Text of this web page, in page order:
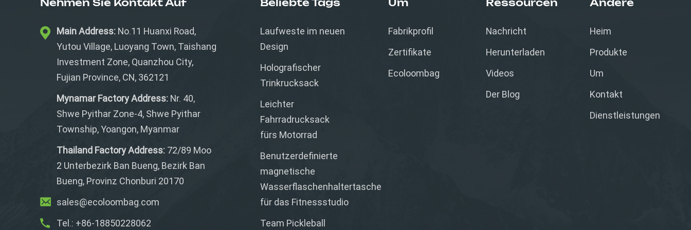
Nehmen Sie Kontakt Auf
Main Address: No.11 Huanxi Road,
Yutou Village, Luoyang Town, Taishang
Investment Zone, Quanzhou City,
Fujian Province, CN, 362121
Mynamar Factory Address: Nr. 40,
Shwe Pyithar Zone-4, Shwe Pyithar
Township, Yoangon, Myanmar
Thailand Factory Address: 72/89 Moo
2 Unterbezirk Ban Bueng, Bezirk Ban
Bueng, Provinz Chonburi 20170
sales@ecoloombag.com
Tel.: +86-18850228062
Beliebte Tags
Laufweste im neuen
Design
Holografischer
Trinkrucksack
Leichter
Fahrradrucksack
fürs Motorrad
Benutzerdefinierte
magnetische
Wasserflaschenhaltertasche
für das Fitnessstudio
Team Pickleball
Um
Fabrikprofil
Zertifikate
Ecoloombag
Ressourcen
Nachricht
Herunterladen
Videos
Der Blog
Andere
Heim
Produkte
Um
Kontakt
Dienstleistungen